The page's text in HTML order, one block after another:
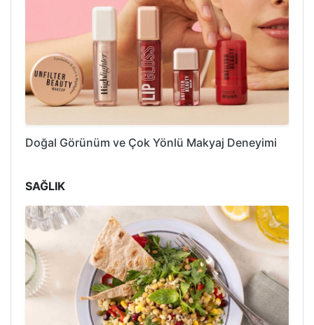
Doğal Görünüm ve Çok Yönlü Makyaj Deneyimi
SAĞLIK